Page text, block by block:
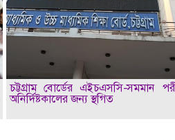
চট্টগ্রাম বোর্ডের এইচএসসি-সমমান
অনির্দিষ্টকালের জন্য স্থগিত